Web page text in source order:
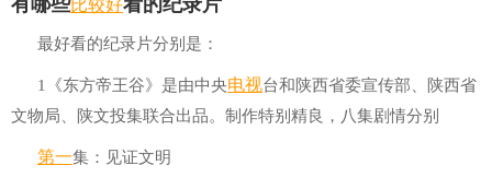
有哪些 看的纪录片
最好看的纪录片分别是：
1《东方帝王谷》是由中央电视台和陕西省委宣传部、陕西省
文物局、陕文投集联合出品。制作特别精良，八集剧情分别
第一集：见证文明